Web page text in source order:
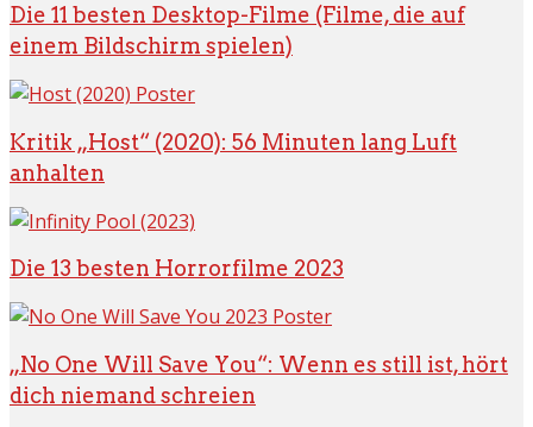
Die 11 besten Desktop-Filme (Filme, die auf
einem Bildschirm spielen)
Kritik „Host“ (2020): 56 Minuten lang Luft
anhalten
Die 13 besten Horrorfilme 2023
„No One Will Save You“: Wenn es still ist, hört
dich niemand schreien